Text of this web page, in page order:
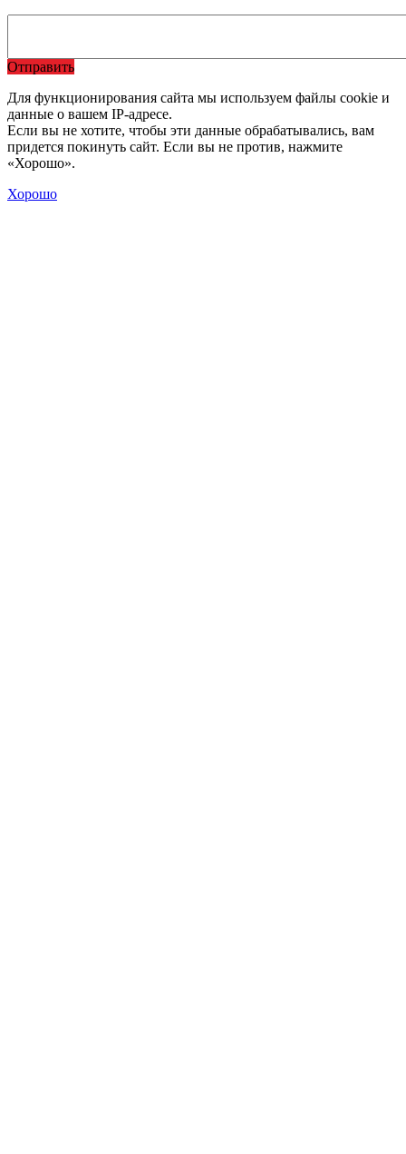
Отправить
Для функционирования сайта мы используем файлы cookie и
данные о вашем IP-адресе.
Если вы не хотите, чтобы эти данные обрабатывались, вам
придется покинуть сайт. Если вы не против, нажмите
«Хорошо».
Хорошо